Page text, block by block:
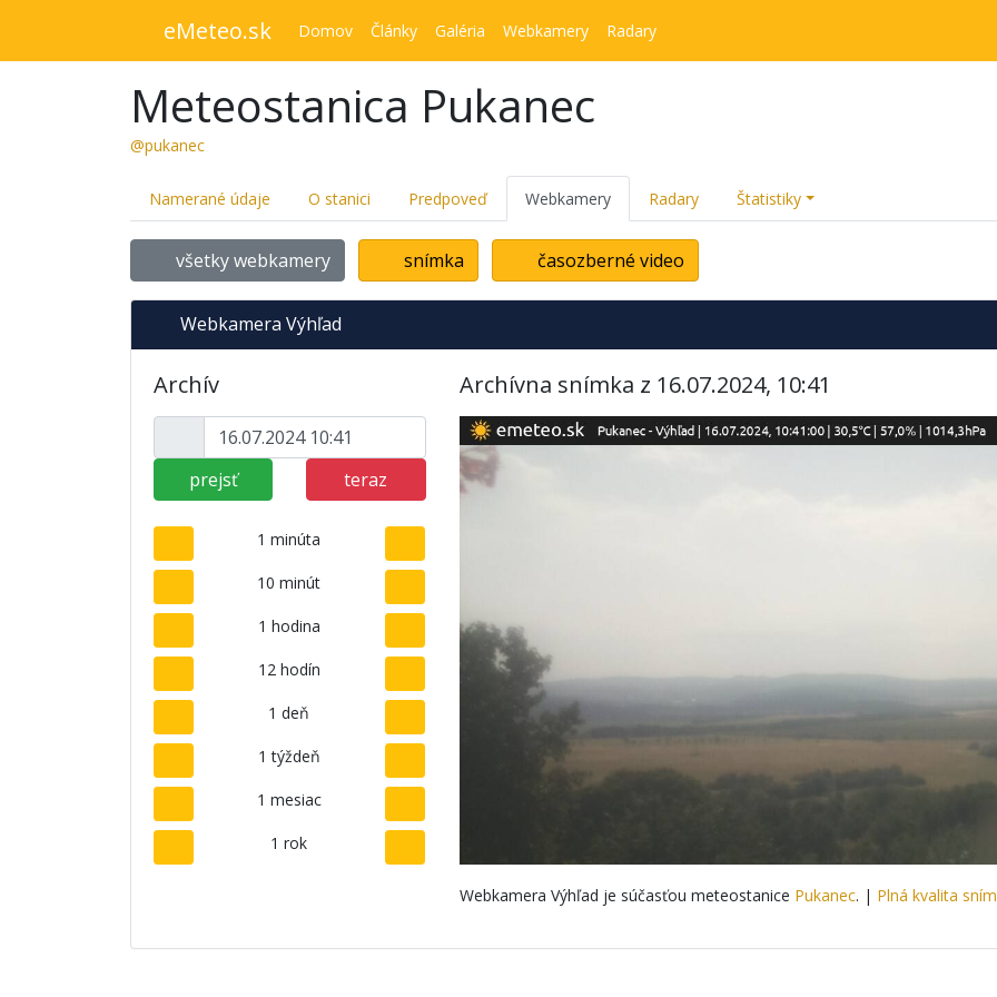
eMeteo.sk Domov Články Galéria Webkamery Radary
Meteostanica Pukanec
@pukanec
Namerané údaje O stanici Predpoveď Webkamery Radary Štatistiky
všetky webkamery snímka časozberné video
Webkamera Výhľad
Archív
prejsť teraz
1 minúta
10 minút
1 hodina
12 hodín
1 deň
1 týždeň
1 mesiac
1 rok
Archívna snímka z 16.07.2024, 10:41
Webkamera Výhľad je súčasťou meteostanice Pukanec. | Plná kvalita